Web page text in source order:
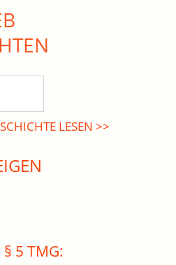
LESEN >>
5 TMG: